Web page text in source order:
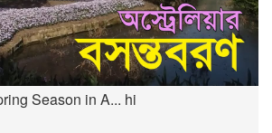
Season in A... hi